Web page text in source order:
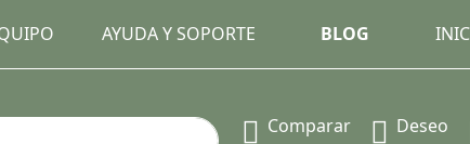
AYUDA Y SOPORTE BLOG
as you type. Press the Enter key to view
Comparar
Deseo